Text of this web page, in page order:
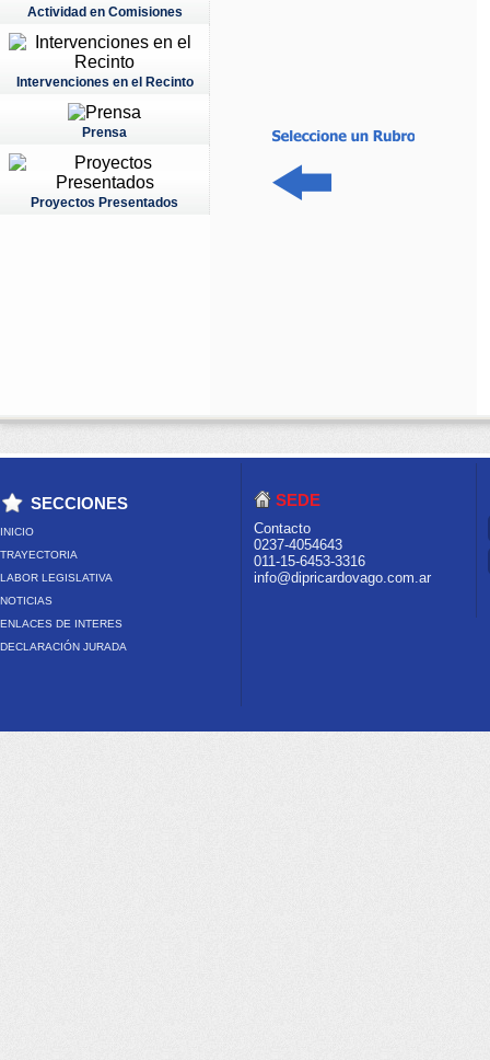
Actividad en Comisiones
Intervenciones en el Recinto
Prensa
Proyectos Presentados
SECCIONES
INICIO
TRAYECTORIA
LABOR LEGISLATIVA
NOTICIAS
ENLACES DE INTERES
DECLARACIÓN JURADA
SEDE
Contacto
0237-4054643
011-15-6453-3316
info@dipricardovago.com.ar